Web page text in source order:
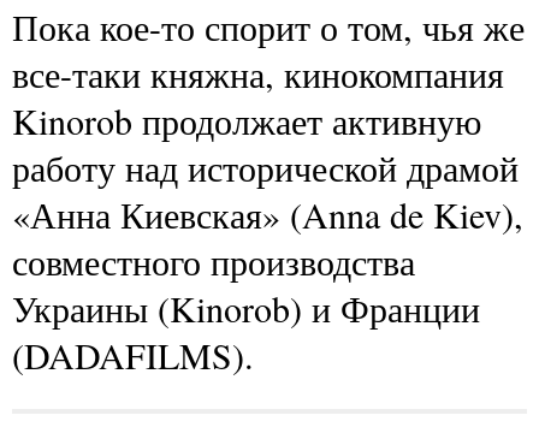
Пока кое-то спорит о том, чья же
все-таки княжна, кинокомпания
Kinorob продолжает активную
работу над исторической драмой
«Анна Киевская» (Anna de Kiev),
совместного производства
Украины (Kinorob) и Франции
(DADAFILMS).